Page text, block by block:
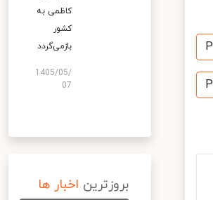
کاظمی به
کشور
بازمی‌گردد
1405/05/
07
بروزترین اخبار ها